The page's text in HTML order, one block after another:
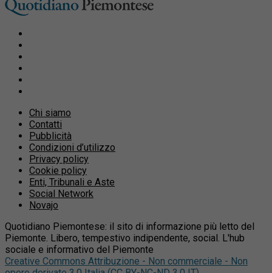
Chi siamo
Contatti
Pubblicità
Condizioni d’utilizzo
Privacy policy
Cookie policy
Enti, Tribunali e Aste
Social Network
Novajo
Quotidiano Piemontese: il sito di informazione più letto del
Piemonte. Libero, tempestivo indipendente, social. L'hub
sociale e informativo del Piemonte
Creative Commons Attribuzione - Non commerciale - Non